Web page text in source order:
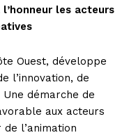
les acteurs
Ouest, développe
l’innovation, de
Une démarche de
aux acteurs
l’animation